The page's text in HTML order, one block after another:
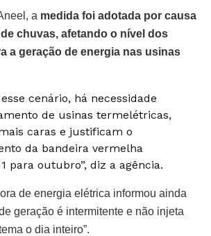
a medida foi adotada por causa
chuvas, afetando o nível dos
a geração de energia nas usinas
cenário, há necessidade
de usinas termelétricas,
caras e justificam o
da bandeira vermelha
para outubro”, diz a agência.
de energia elétrica informou ainda
geração é intermitente e não injeta
o dia inteiro”.